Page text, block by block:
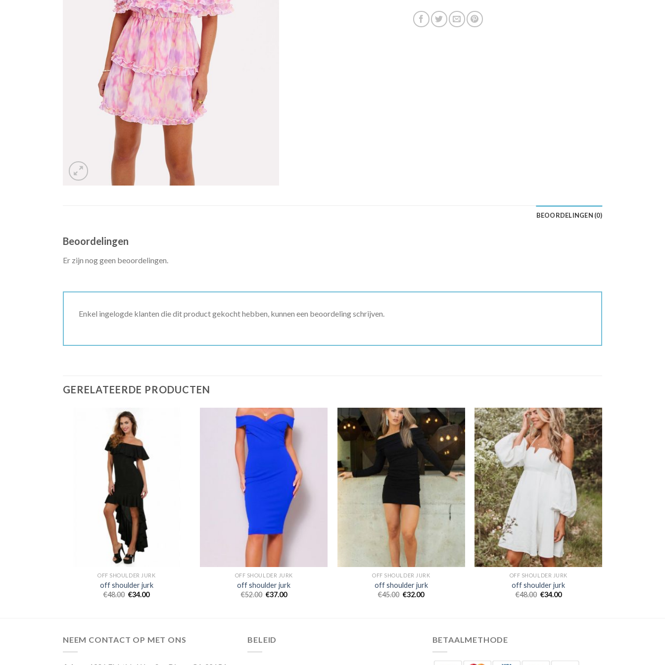
BEOORDELINGEN (0)
Beoordelingen
Er zijn nog geen beoordelingen.
Enkel ingelogde klanten die dit product gekocht hebben, kunnen een beoordeling schrijven.
GERELATEERDE PRODUCTEN
OFF SHOULDER JURK
off shoulder jurk
€48.00 €34.00
OFF SHOULDER JURK
off shoulder jurk
€52.00 €37.00
OFF SHOULDER JURK
off shoulder jurk
€45.00 €32.00
OFF SHOULDER JURK
off shoulder jurk
€48.00 €34.00
NEEM CONTACT OP MET ONS BELEID BETAALMETHODE